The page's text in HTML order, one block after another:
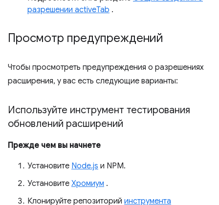
разрешении activeTab .
Просмотр предупреждений
Чтобы просмотреть предупреждения о разрешениях
расширения, у вас есть следующие варианты:
Используйте инструмент тестирования
обновлений расширений
Прежде чем вы начнете
Установите Node.js и NPM.
Установите Хромиум .
Клонируйте репозиторий инструмента